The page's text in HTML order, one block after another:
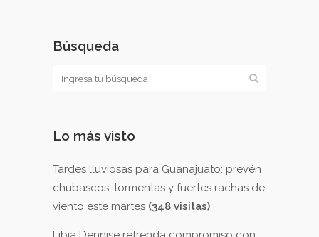
Búsqueda
Lo más visto
Tardes lluviosas para Guanajuato: prevén
chubascos, tormentas y fuertes rachas de
viento este martes (348 visitas)